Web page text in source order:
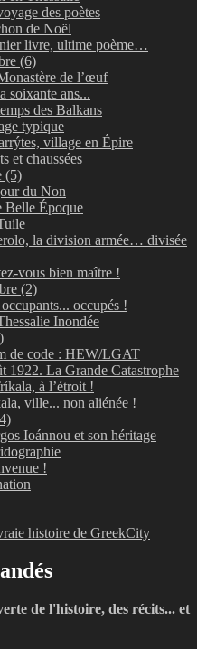
des poètes
de Noël
livre, ultime poème…
(6)
de l’œuf
soixante ans...
des Balkans
typique
village en Épire
et chaussées
(5)
du Non
Belle Époque
la division armée… divisée
vous bien maître !
(2)
occupés !
Inondée
de code : HEW/LGAT
1922. La Grande Catastrophe
à l’étroit !
ville... non aliénée !
Ioánnou et son héritage
!
histoire de GreekCity
de l'histoire, des récits... et